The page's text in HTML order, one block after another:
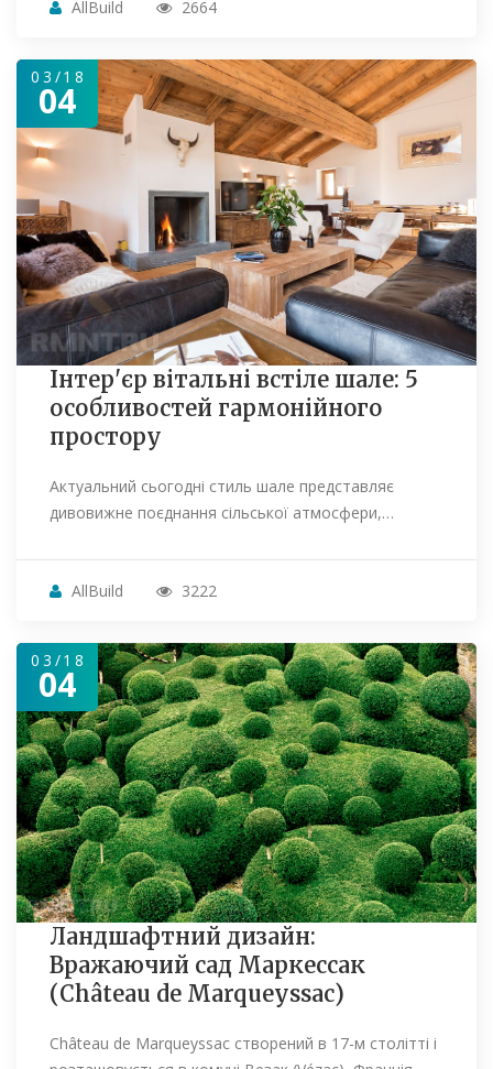
AllBuild 2664
03/18
04
Інтер'єр вітальні встіле шале: 5
особливостей гармонійного
простору
Актуальний сьогодні стиль шале представляє
дивовижне поєднання сільської атмосфери,…
AllBuild 3222
03/18
04
Ландшафтний дизайн:
Вражаючий сад Маркессак
(Château de Marqueyssac)
Château de Marqueyssac створений в 17-м столітті і